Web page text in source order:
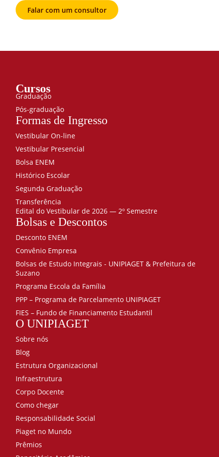
Falar com um consultor
Cursos
Graduação
Pós-graduação
Formas de Ingresso
Vestibular On-line
Vestibular Presencial
Bolsa ENEM
Histórico Escolar
Segunda Graduação
Transferência
Edital do Vestibular de 2026 — 2º Semestre
Bolsas e Descontos
Desconto ENEM
Convênio Empresa
Bolsas de Estudo Integrais - UNIPIAGET & Prefeitura de
Suzano
Programa Escola da Família
PPP – Programa de Parcelamento UNIPIAGET
FIES – Fundo de Financiamento Estudantil
O UNIPIAGET
Sobre nós
Blog
Estrutura Organizacional
Infraestrutura
Corpo Docente
Como chegar
Responsabilidade Social
Piaget no Mundo
Prêmios